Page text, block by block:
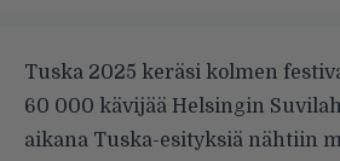
Tuska 2025 keräsi kolmen
60 000 kävijää Helsingin
aikana Tuska-esityksiä nähtiin